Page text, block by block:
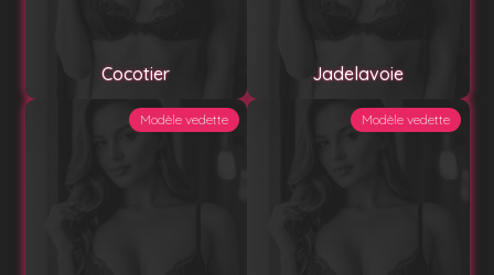
Cocotier Jadelavoie
Modèle vedette Modèle vedette